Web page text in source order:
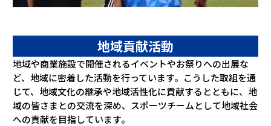
地域貢献活動
地域や商業施設で開催されるイベントやお祭りへの出展な
ど、地域に密着した活動を行っています。こうした取組を通
じて、地域文化の継承や地域活性化に貢献するとともに、地
域の皆さまとの交流を深め、スポーツチームとして地域社会
への貢献を目指しています。